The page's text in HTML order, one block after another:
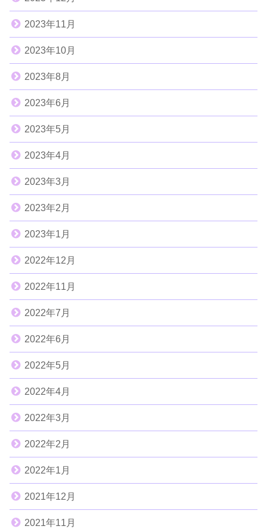
2023年11月
2023年10月
2023年8月
2023年6月
2023年5月
2023年4月
2023年3月
2023年2月
2023年1月
2022年12月
2022年11月
2022年7月
2022年6月
2022年5月
2022年4月
2022年3月
2022年2月
2022年1月
2021年12月
2021年11月